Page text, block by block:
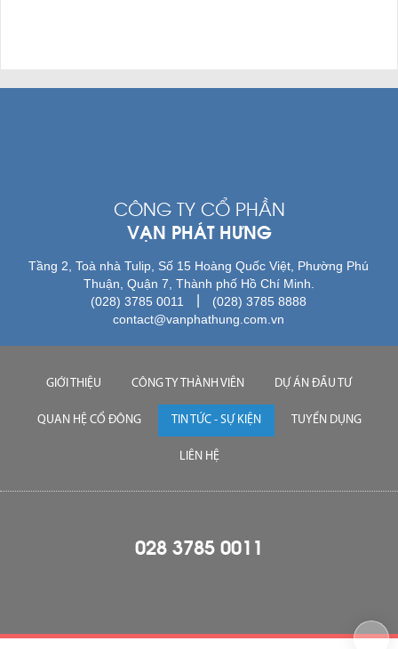
CÔNG TY CỔ PHẦN
VẠN PHÁT HƯNG
Tầng 2, Toà nhà Tulip, Số 15 Hoàng Quốc Việt, Phường Phú
Thuận, Quận 7, Thành phố Hồ Chí Minh.
(028) 3785 0011
(028) 3785 8888
contact@vanphathung.com.vn
GIỚI THIỆU CÔNG TY THÀNH VIÊN DỰ ÁN ĐẦU TƯ
QUAN HỆ CỔ ĐÔNG TIN TỨC - SỰ KIỆN TUYỂN DỤNG
LIÊN HỆ
028 3785 0011